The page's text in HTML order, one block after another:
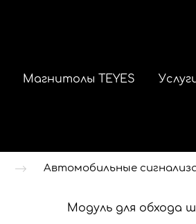
Магнитолы TEYES
Автомобильные
Модуль для обхода